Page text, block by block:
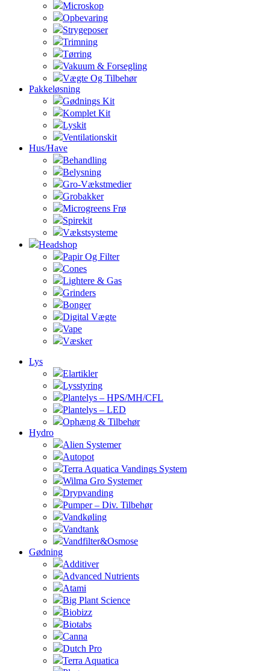
Microskop
Opbevaring
Strygeposer
Trimning
Tørring
Vakuum & Forsegling
Vægte Og Tilbehør
Pakkeløsning
Gødnings Kit
Komplet Kit
Lyskit
Ventilationskit
Hus/Have
Behandling
Belysning
Gro-Vækstmedier
Grobakker
Microgreens Frø
Spirekit
Vækstsysteme
Headshop
Papir Og Filter
Cones
Lightere & Gas
Grinders
Bonger
Digital Vægte
Vape
Væsker
Lys
Elartikler
Lysstyring
Plantelys – HPS/MH/CFL
Plantelys – LED
Ophæng & Tilbehør
Hydro
Alien Systemer
Autopot
Terra Aquatica Vandings System
Wilma Gro Systemer
Drypvanding
Pumper – Div. Tilbehør
Vandkøling
Vandtank
Vandfilter&Osmose
Gødning
Additiver
Advanced Nutrients
Atami
Big Plant Science
Biobizz
Biotabs
Canna
Dutch Pro
Terra Aquatica